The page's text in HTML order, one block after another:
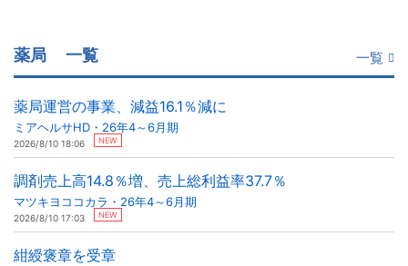
薬局 一覧 一覧
薬局運営の事業、減益16.1％減に
ミアヘルサHD・26年4～6月期
2026/8/10 18:06 NEW
調剤売上高14.8％増、売上総利益率37.7％
マツキヨココカラ・26年4～6月期
2026/8/10 17:03 NEW
紺綬褒章を受章